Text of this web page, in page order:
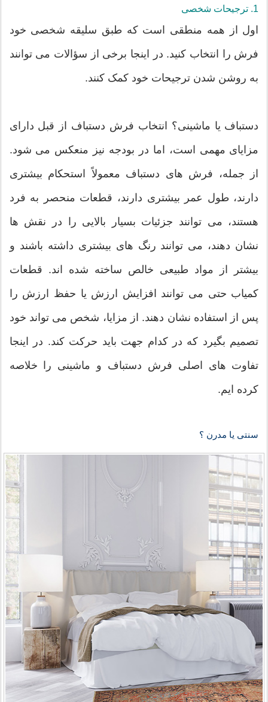
1. ترجیحات شخصی
اول از همه منطقی است که طبق سلیقه شخصی خود
فرش را انتخاب کنید. در اینجا برخی از سؤالات می توانند
به روشن شدن ترجیحات خود کمک کنند.
دستباف یا ماشینی؟ انتخاب فرش دستباف از قبل دارای
مزایای مهمی است، اما در بودجه نیز منعکس می شود.
از جمله، فرش های دستباف معمولاً استحکام بیشتری
دارند، طول عمر بیشتری دارند، قطعات منحصر به فرد
هستند، می توانند جزئیات بسیار بالایی را در نقش ها
نشان دهند، می توانند رنگ های بیشتری داشته باشند و
بیشتر از مواد طبیعی خالص ساخته شده اند. قطعات
کمیاب حتی می توانند افزایش ارزش یا حفظ ارزش را
پس از استفاده نشان دهند. از مزایا، شخص می تواند خود
تصمیم بگیرد که در کدام جهت باید حرکت کند. در اینجا
تفاوت های اصلی فرش دستباف و ماشینی را خلاصه
کرده ایم.
سنتی یا مدرن ؟